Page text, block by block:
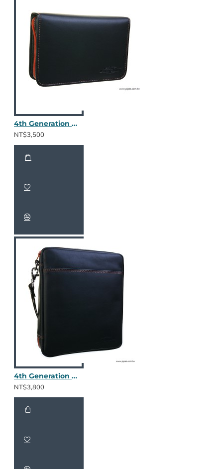
4th Generation 真皮三斗包 Kenzo Black
NT$3,500
4th Generation 真皮四斗包 Kenzo Black
NT$3,800